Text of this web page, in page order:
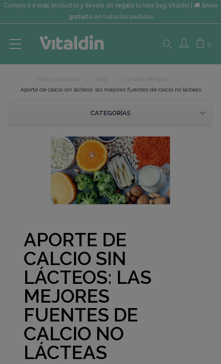
Compra 2 o más productos y llévate de regalo tu tote bag Vitaldin |
Envío
gratuito en todos los pedidos
Search
here...
0
Aporte de calcio sin lácteos: las mejores fuentes de calcio no lácteas
CATEGORÍAS
APORTE DE
CALCIO SIN
LÁCTEOS: LAS
MEJORES
FUENTES DE
CALCIO NO
LÁCTEAS